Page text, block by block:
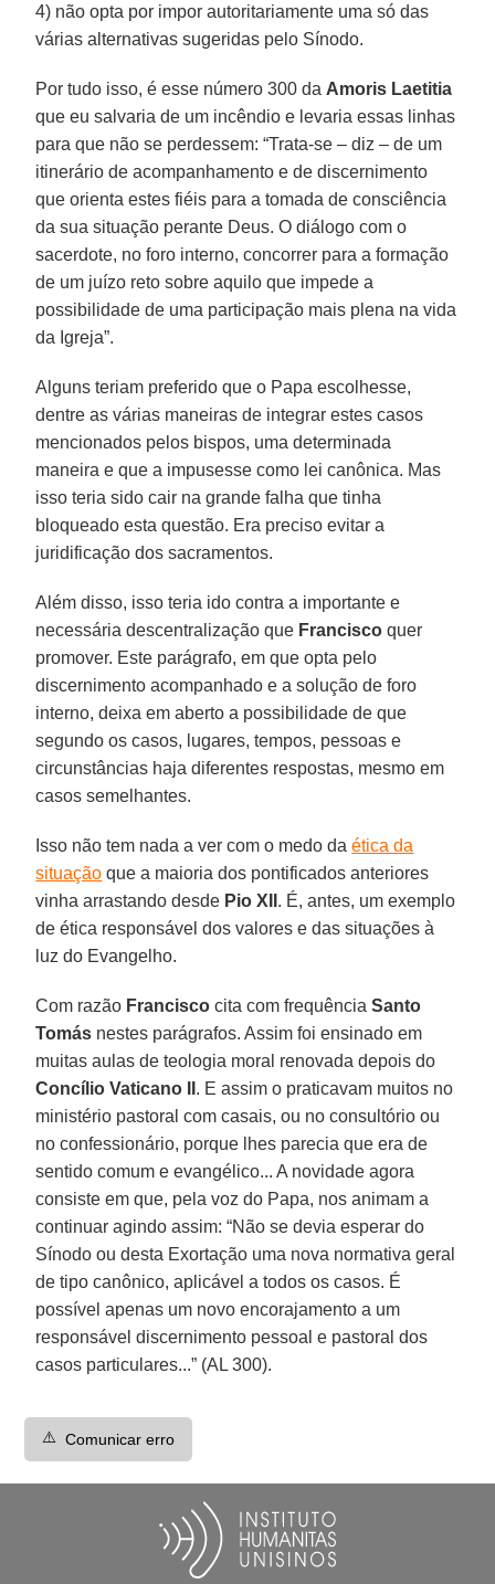
4) não opta por impor autoritariamente uma só das
várias alternativas sugeridas pelo Sínodo.
Por tudo isso, é esse número 300 da Amoris Laetitia
que eu salvaria de um incêndio e levaria essas linhas
para que não se perdessem: “Trata-se – diz – de um
itinerário de acompanhamento e de discernimento
que orienta estes fiéis para a tomada de consciência
da sua situação perante Deus. O diálogo com o
sacerdote, no foro interno, concorrer para a formação
de um juízo reto sobre aquilo que impede a
possibilidade de uma participação mais plena na vida
da Igreja”.
Alguns teriam preferido que o Papa escolhesse,
dentre as várias maneiras de integrar estes casos
mencionados pelos bispos, uma determinada
maneira e que a impusesse como lei canônica. Mas
isso teria sido cair na grande falha que tinha
bloqueado esta questão. Era preciso evitar a
juridificação dos sacramentos.
Além disso, isso teria ido contra a importante e
necessária descentralização que Francisco quer
promover. Este parágrafo, em que opta pelo
discernimento acompanhado e a solução de foro
interno, deixa em aberto a possibilidade de que
segundo os casos, lugares, tempos, pessoas e
circunstâncias haja diferentes respostas, mesmo em
casos semelhantes.
Isso não tem nada a ver com o medo daética da
situação que a maioria dos pontificados anteriores
vinha arrastando desde Pio XII . É, antes, um exemplo
de ética responsável dos valores e das situações à
luz do Evangelho.
Com razão Francisco cita com frequênciaSanto
Tomás nestes parágrafos. Assim foi ensinado em
muitas aulas de teologia moral renovada depois do
Concílio Vaticano II . E assim o praticavam muitos no
ministério pastoral com casais, ou no consultório ou
no confessionário, porque lhes parecia que era de
sentido comum e evangélico... A novidade agora
consiste em que, pela voz do Papa, nos animam a
continuar agindo assim: “Não se devia esperar do
Sínodo ou desta Exortação uma nova normativa geral
de tipo canônico, aplicável a todos os casos. É
possível apenas um novo encorajamento a um
responsável discernimento pessoal e pastoral dos
casos particulares...” (AL 300).
⚠️ Comunicar erro